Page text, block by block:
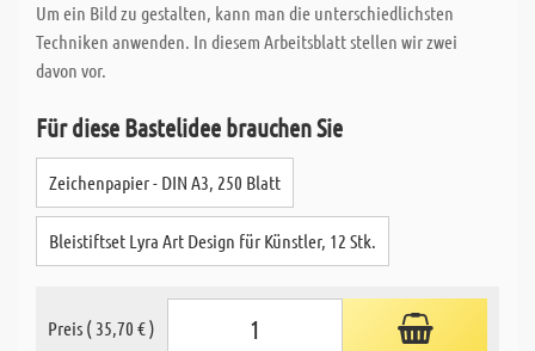
Um ein Bild zu gestalten, kann man die unterschiedlichsten
Techniken anwenden. In diesem Arbeitsblatt stellen wir zwei
davon vor.
Für diese Bastelidee brauchen Sie
Zeichenpapier - DIN A3, 250 Blatt
Bleistiftset Lyra Art Design für Künstler, 12 Stk.
Preis ( 35,70 € )